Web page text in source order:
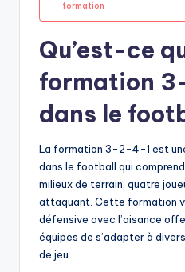
formation
Qu’est-ce
formation
dans le
La formation 3-2-4-1 est
dans le football qui
milieux de terrain, quatre
attaquant. Cette formation
défensive avec l’aisance
équipes de s’adapter à
de jeu.